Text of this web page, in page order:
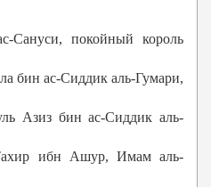
покойный король
бин ас-Сиддик аль-Гумари,
Азиз бин ас-Сиддик аль-
ибн Ашур, Имам аль-